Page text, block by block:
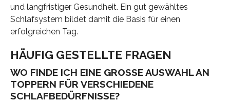
und langfristiger Gesundheit. Ein gut gewähltes
Schlafsystem bildet damit die Basis für einen
erfolgreichen Tag.
HÄUFIG GESTELLTE FRAGEN
WO FINDE ICH EINE GROSSE AUSWAHL AN T
OPPERN FÜR VERSCHIEDENE S
CHLAFBEDÜRFNISSE?